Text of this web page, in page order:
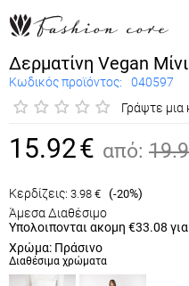
Δερματίνη Vegan
Κωδικός προϊόντος:
040597
Γράψτε μια
15.92€ από:
Κερδίζεις: 3.98 € (-20%)
Άμεσα Διαθέσιμο
Υπολοιπονται ακομη €33.08
Χρώμα: Πράσινο
Διαθέσιμα χρώματα